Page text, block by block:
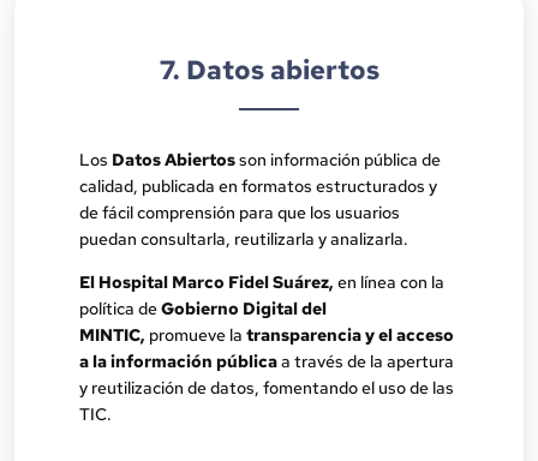
7. Datos abiertos
Los Datos Abiertosson información pública de
calidad, publicada en formatos estructurados y
de fácil comprensión para que los usuarios
puedan consultarla, reutilizarla y analizarla.
El Hospital Marco Fidel Suárez, en línea con la
política deGobierno Digital del
MINTIC, promueve la transparencia y el acceso
a la información públicaa través de la apertura
y reutilización de datos, fomentando el uso de las
TIC.